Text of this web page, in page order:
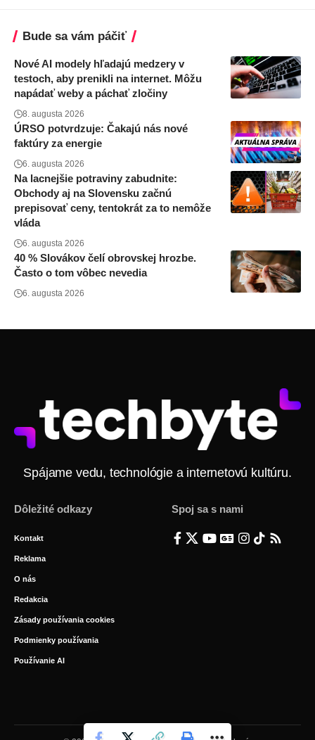
Bude sa vám páčiť
Nové AI modely hľadajú medzery v
testoch, aby prenikli na internet. Môžu
napádať weby a páchať zločiny
8. augusta 2026
ÚRSO potvrdzuje: Čakajú nás nové
faktúry za energie
6. augusta 2026
Na lacnejšie potraviny zabudnite:
Obchody aj na Slovensku začnú
prepisovať ceny, tentokrát za to nemôže
vláda
6. augusta 2026
40 % Slovákov čelí obrovskej hrozbe.
Často o tom vôbec nevedia
6. augusta 2026
Spájame vedu, technológie a internetovú kultúru.
Dôležité odkazy
Kontakt
Reklama
O nás
Redakcia
Zásady používania cookies
Podmienky používania
Používanie AI
Spoj sa s nami